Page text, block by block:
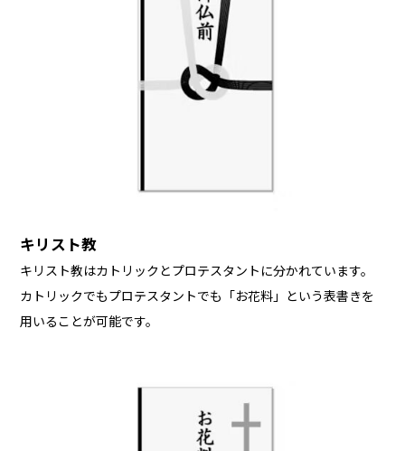
キリスト教
キリスト教はカトリックとプロテスタントに分かれています。
カトリックでもプロテスタントでも「お花料」という表書きを
用いることが可能です。